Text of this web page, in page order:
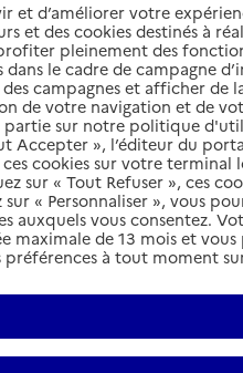
et d’améliorer votre
et des cookies destinés à
pleinement des
dans le cadre de campagne
campagnes et afficher de
de votre navigation et de
partie sur notre politique
Accepter », l’éditeur du
cookies sur votre terminal
sur « Tout Refuser », ces
sur « Personnaliser », vous
auxquels vous consentez.
maximale de 13 mois et
à tout moment